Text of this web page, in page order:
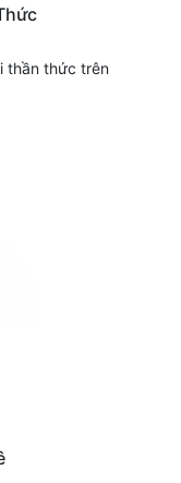
thần thức trên